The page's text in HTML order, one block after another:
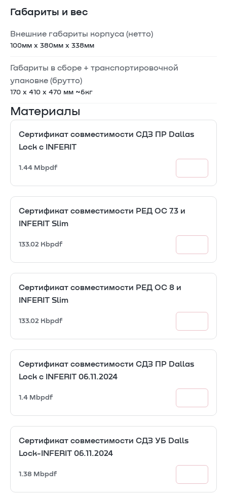
Габариты и вес
Внешние габариты корпуса (нетто)
100мм x 380мм x 338мм
Габариты в сборе + транспортировочной
упаковке (брутто)
170 x 410 x 470 мм ~6кг
Материалы
Сертификат совместимости СДЗ ПР Dallas
Lock с INFERIT
1.44 Mbpdf
Сертификат совместимости РЕД ОС 7.3 и
INFERIT Slim
133.02 Kbpdf
Сертификат совместимости РЕД ОС 8 и
INFERIT Slim
133.02 Kbpdf
Сертификат совместимости СДЗ ПР Dallas
Lock с INFERIT 06.11.2024
1.4 Mbpdf
Сертификат совместимости СДЗ УБ Dalls
Lock-INFERIT 06.11.2024
1.38 Mbpdf